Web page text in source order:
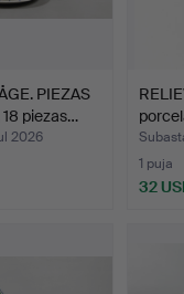
PIEZAS
18 piezas…
2026
1 puja
32